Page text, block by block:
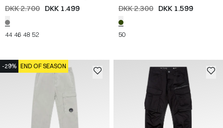
Bukser
KOKS
DKK 2.700 DKK 1.499
44 46 48 52
DARK GREEN
DKK 2.300 DKK 1.599
50
-29% END OF SEASON